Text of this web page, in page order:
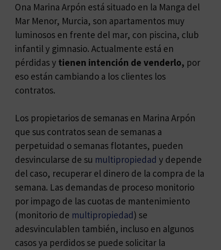
Ona Marina Arpón está situado en la Manga del
Mar Menor, Murcia, son apartamentos muy
luminosos en frente del mar, con piscina, club
infantil y gimnasio. Actualmente está en
pérdidas y tienen intención de venderlo, por
eso están cambiando a los clientes los
contratos.
Los propietarios de semanas en Marina Arpón
que sus contratos sean de semanas a
perpetuidad o semanas flotantes, pueden
desvincularse de su multipropiedad y depende
del caso, recuperar el dinero de la compra de la
semana. Las demandas de proceso monitorio
por impago de las cuotas de mantenimiento
(monitorio de multipropiedad) se
adesvinculablen también, incluso en algunos
casos ya perdidos se puede solicitar la